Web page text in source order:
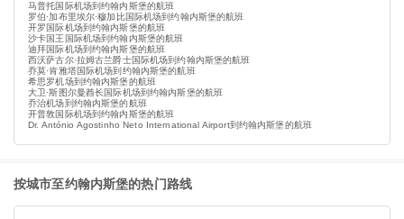
马普托国际机场到约翰内斯堡的航班
罗伯·加布里埃尔·穆加比国际机场到约翰内斯堡的航班
开罗国际机场到约翰内斯堡的航班
沙卡国王国际机场到约翰内斯堡的航班
迪拜国际机场到约翰内斯堡的航班
西沃萨古尔·拉姆古兰爵士国际机场到约翰内斯堡的航班
乔莫·肯雅塔国际机场到约翰内斯堡的航班
希思罗机场到约翰内斯堡的航班
大卫·斯图尔曼酋长国际机场到约翰内斯堡的航班
乔治机场到约翰内斯堡的航班
开普敦国际机场到约翰内斯堡的航班
Dr. António Agostinho Neto International Airport到约翰内斯堡的航班
按城市至约翰内斯堡的热门路线